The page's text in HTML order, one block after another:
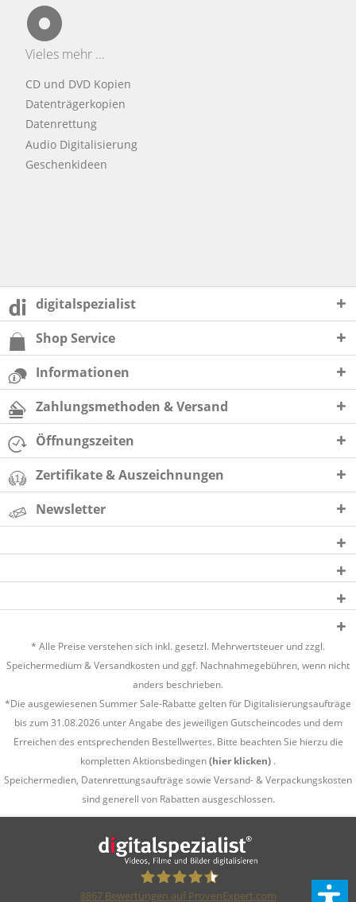
Vieles mehr ...
CD und DVD Kopien
Datenträgerkopien
Datenrettung
Audio Digitalisierung
Geschenkideen
digitalspezialist
Shop Service
Informationen
Zahlungsmethoden & Versand
Öffnungszeiten
Zertifikate & Auszeichnungen
Newsletter
* Alle Preise verstehen sich inkl. gesetzl. Mehrwertsteuer und zzgl.
Speichermedium &Versandkosten und ggf. Nachnahmegebühren, wenn nicht
anders beschrieben.
*Die ausgewiesenen Summer Sale-Rabatte gelten für Digitalisierungsaufträge
bis zum 31.08.2026 unter Angabe des jeweiligen Gutscheincodes und dem
Erreichen des entsprechenden Bestellwertes. Bitte beachten Sie hierzu die
kompletten Aktionsbedingen(hier klicken) .
Speichermedien, Datenrettungsaufträge sowie Versand- & Verpackungskosten
sind generell von Rabatten ausgeschlossen.
8867Bewertungen auf ProvenExpert.com